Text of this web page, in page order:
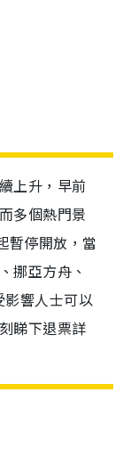
上升，早前
多個熱門景
暫停開放，當
挪亞方舟、
響人士可以
睇下退票詳